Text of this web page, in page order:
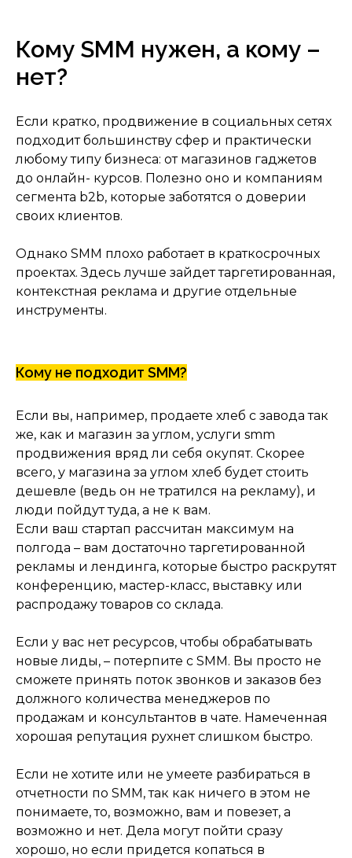
Кому SMM нужен, а кому –
нет?
Если кратко, продвижение в социальных сетях
подходит большинству сфер и практически
любому типу бизнеса: от магазинов гаджетов
до онлайн- курсов. Полезно оно и компаниям
сегмента b2b, которые заботятся о доверии
своих клиентов.
Однако SMM плохо работает в краткосрочных
проектах. Здесь лучше зайдет таргетированная,
контекстная реклама и другие отдельные
инструменты.
Кому не подходит SMM?
Если вы, например, продаете хлеб с завода так
же, как и магазин за углом, услуги smm
продвижения вряд ли себя окупят. Скорее
всего, у магазина за углом хлеб будет стоить
дешевле (ведь он не тратился на рекламу), и
люди пойдут туда, а не к вам.
Если ваш стартап рассчитан максимум на
полгода – вам достаточно таргетированной
рекламы и лендинга, которые быстро раскрутят
конференцию, мастер-класс, выставку или
распродажу товаров со склада.
Если у вас нет ресурсов, чтобы обрабатывать
новые лиды, – потерпите с SMM. Вы просто не
сможете принять поток звонков и заказов без
должного количества менеджеров по
продажам и консультантов в чате. Намеченная
хорошая репутация рухнет слишком быстро.
Если не хотите или не умеете разбираться в
отчетности по SMM, так как ничего в этом не
понимаете, то, возможно, вам и повезет, а
возможно и нет. Дела могут пойти сразу
хорошо, но если придется копаться в